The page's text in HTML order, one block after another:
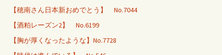
【穂南さん日本新おめでとう】 No.7044
【酒粕レーズン2】 No.6199
【胸が厚くなったような】No.7728